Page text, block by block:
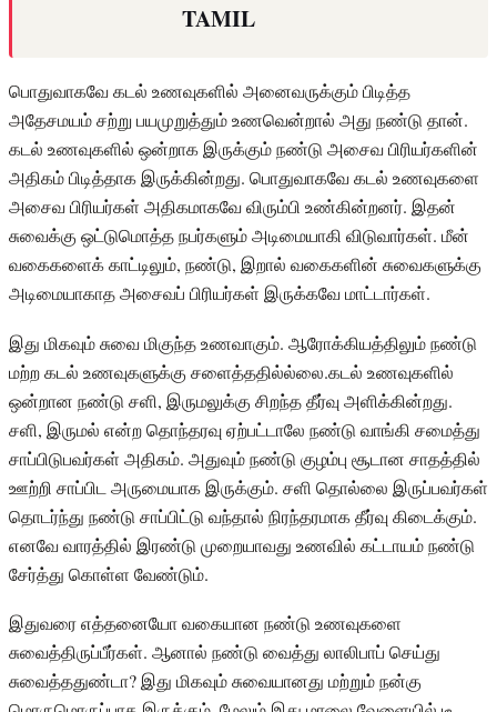
TAMIL
பொதுவாகவே கடல் உணவுகளில் அனைவருக்கும் பிடித்த
அதேசமயம் சற்று பயமுறுத்தும் உணவென்றால் அது நண்டு தான்.
கடல் உணவுகளில் ஒன்றாக இருக்கும் நண்டு அசைவ பிரியர்களின்
அதிகம் பிடித்தாக இருக்கின்றது. பொதுவாகவே கடல் உணவுகளை
அசைவ பிரியர்கள் அதிகமாகவே விரும்பி உண்கின்றனர். இதன்
சுவைக்கு ஒட்டுமொத்த நபர்களும் அடிமையாகி விடுவார்கள். மீன்
வகைகளைக் காட்டிலும், நண்டு, இறால் வகைகளின் சுவைகளுக்கு
அடிமையாகாத அசைவப் பிரியர்கள் இருக்கவே மாட்டார்கள்.
இது மிகவும் சுவை மிகுந்த உணவாகும். ஆரோக்கியத்திலும் நண்டு
மற்ற கடல் உணவுகளுக்கு சளைத்ததில்ல்லை.கடல் உணவுகளில்
ஒன்றான நண்டு சளி, இருமலுக்கு சிறந்த தீர்வு அளிக்கின்றது.
சளி, இருமல் என்ற தொந்தரவு ஏற்பட்டாலே நண்டு வாங்கி சமைத்து
சாப்பிடுபவர்கள் அதிகம். அதுவும் நண்டு குழம்பு சூடான சாதத்தில்
ஊற்றி சாப்பிட அருமையாக இருக்கும். சளி தொல்லை இருப்பவர்கள்
தொடர்ந்து நண்டு சாப்பிட்டு வந்தால் நிரந்தரமாக தீர்வு கிடைக்கும்.
எனவே வாரத்தில் இரண்டு முறையாவது உணவில் கட்டாயம் நண்டு
சேர்த்து கொள்ள வேண்டும்.
இதுவரை எத்தனையோ வகையான நண்டு உணவுகளை
சுவைத்திருப்பீர்கள். ஆனால் நண்டு வைத்து லாலிபாப் செய்து
சுவைத்ததுண்டா? இது மிகவும் சுவையானது மற்றும் நன்கு